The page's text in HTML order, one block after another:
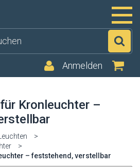
Anmelden
Kronleuchter –
>
>
– feststehend, verstellbar